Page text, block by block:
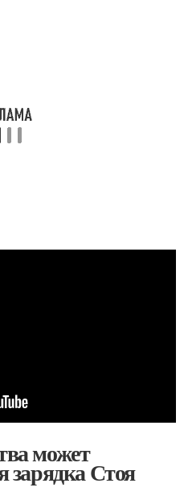
может
зарядка Стоя